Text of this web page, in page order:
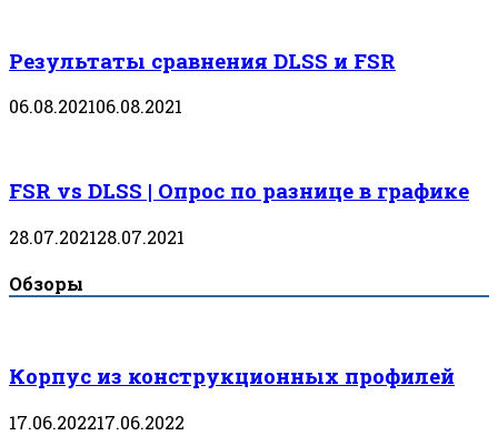
Результаты сравнения DLSS и FSR
06.08.202106.08.2021
FSR vs DLSS | Опрос по разнице в графике
28.07.202128.07.2021
Обзоры
Корпус из конструкционных профилей
17.06.202217.06.2022